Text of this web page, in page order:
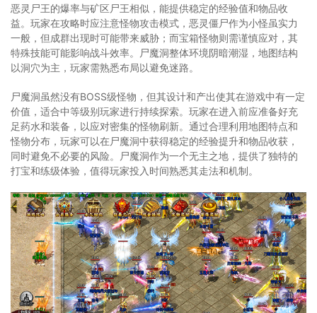
恶灵尸王的爆率与矿区尸王相似，能提供稳定的经验值和物品收
益。玩家在攻略时应注意怪物攻击模式，恶灵僵尸作为小怪虽实力
一般，但成群出现时可能带来威胁；而宝箱怪物则需谨慎应对，其
特殊技能可能影响战斗效率。尸魔洞整体环境阴暗潮湿，地图结构
以洞穴为主，玩家需熟悉布局以避免迷路。
尸魔洞虽然没有BOSS级怪物，但其设计和产出使其在游戏中有一定
价值，适合中等级别玩家进行持续探索。玩家在进入前应准备好充
足药水和装备，以应对密集的怪物刷新。通过合理利用地图特点和
怪物分布，玩家可以在尸魔洞中获得稳定的经验提升和物品收获，
同时避免不必要的风险。尸魔洞作为一个无主之地，提供了独特的
打宝和练级体验，值得玩家投入时间熟悉其走法和机制。